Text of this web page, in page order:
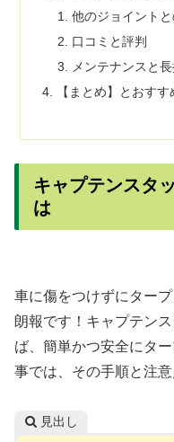
他のジョイント
口コミと評判
メンテナンスと
【まとめ】とおす
キャプテンスタ
は
車に傷をつけずにター
朗報です！キャプテン
ば、簡単かつ安全にタ
事では、その手順と注
見出し